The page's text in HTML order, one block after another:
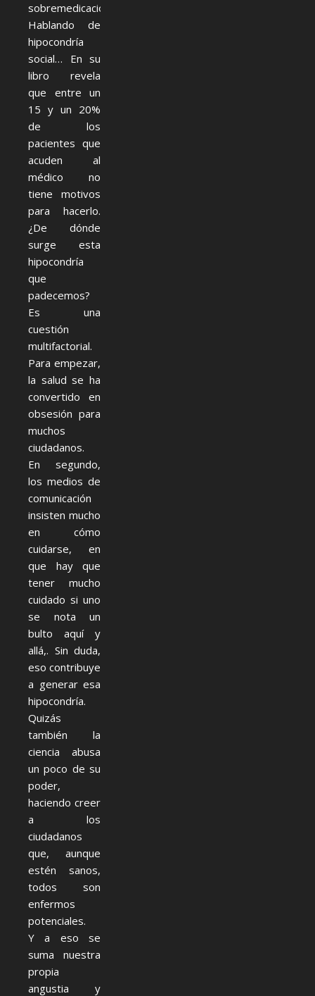
sobremedicación.
Hablando de
hipocondría
social… En su
libro revela
que entre un
15 y un 20%
de los
pacientes que
acuden al
médico no
tiene motivos
para hacerlo.
¿De dónde
surge esta
hipocondría
que
padecemos?
Es una
cuestión
multifactorial.
Para empezar,
la salud se ha
convertido en
obsesión para
muchos
ciudadanos.
En segundo,
los medios de
comunicación
insisten mucho
en cómo
cuidarse, en
que hay que
tener mucho
cuidado si uno
se nota un
bulto aquí y
allá,. Sin duda,
eso contribuye
a generar esa
hipocondría.
Quizás
también la
ciencia abusa
un poco de su
poder,
haciendo creer
a los
ciudadanos
que, aunque
estén sanos,
todos son
enfermos
potenciales.
Y a eso se
suma nuestra
propia
angustia y